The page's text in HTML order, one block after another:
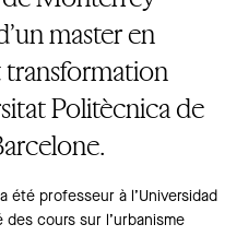
master en
Politècnica de
été professeur à l’Universidad
cours sur l’urbanisme